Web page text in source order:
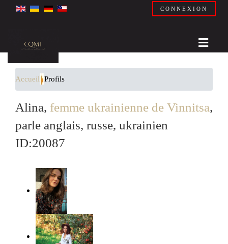
CONNEXION
Accueil Profils
Alina, femme ukrainienne de Vinnitsa,
parle anglais, russe, ukrainien
ID:20087